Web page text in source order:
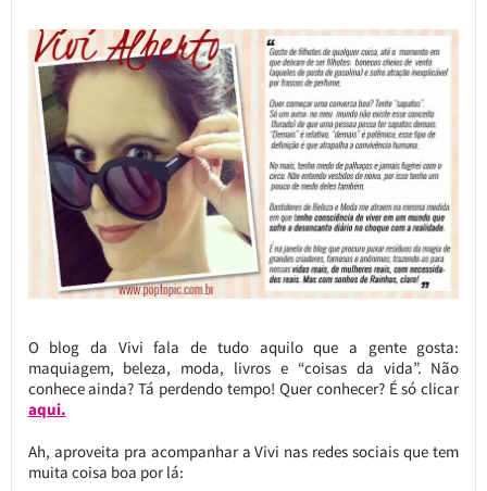
O blog da Vivi fala de tudo aquilo que a gente gosta:
maquiagem, beleza, moda, livros e “coisas da vida”. Não
conhece ainda? Tá perdendo tempo! Quer conhecer? É só clicar
aqui.
Ah, aproveita pra acompanhar a Vivi nas redes sociais que tem
muita coisa boa por lá: